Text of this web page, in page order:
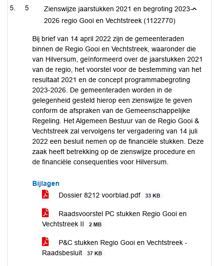
5
Zienswijze jaarstukken 2021 en begroting 2023-
2026 regio Gooi en Vechtstreek (1122770)
Bij brief van 14 april 2022 zijn de gemeenteraden
binnen de Regio Gooi en Vechtstreek, waaronder die
van Hilversum, geïnformeerd over de jaarstukken 2021
van de regio, het voorstel voor de bestemming van het
resultaat 2021 en de concept programmabegroting
2023-2026. De gemeenteraden worden in de
gelegenheid gesteld hierop een zienswijze te geven
conform de afspraken van de Gemeenschappelijke
Regeling. Het Algemeen Bestuur van de Regio Gooi &
Vechtstreek zal vervolgens ter vergadering van 14 juli
2022 een besluit nemen op de financiële stukken. Deze
zaak heeft betrekking op de zienswijze procedure en
de financiële consequenties voor Hilversum.
Bijlagen
Dossier 8212 voorblad.pdf
33 KB
Raadsvoorstel PC stukken Regio Gooi en
Vechtstreek II
2 MB
P&C stukken Regio Gooi en Vechtstreek -
Raadsbesluit
37 KB